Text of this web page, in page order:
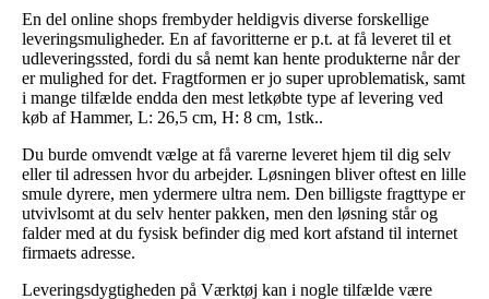
En del online shops frembyder heldigvis diverse forskellige
leveringsmuligheder. En af favoritterne er p.t. at få leveret til et
udleveringssted, fordi du så nemt kan hente produkterne når der
er mulighed for det. Fragtformen er jo super uproblematisk, samt
i mange tilfælde endda den mest letkøbte type af levering ved
køb af Hammer, L: 26,5 cm, H: 8 cm, 1stk..
Du burde omvendt vælge at få varerne leveret hjem til dig selv
eller til adressen hvor du arbejder. Løsningen bliver oftest en lille
smule dyrere, men ydermere ultra nem. Den billigste fragttype er
utvivlsomt at du selv henter pakken, men den løsning står og
falder med at du fysisk befinder dig med kort afstand til internet
firmaets adresse.
Leveringsdygtigheden på Værktøj kan i nogle tilfælde være